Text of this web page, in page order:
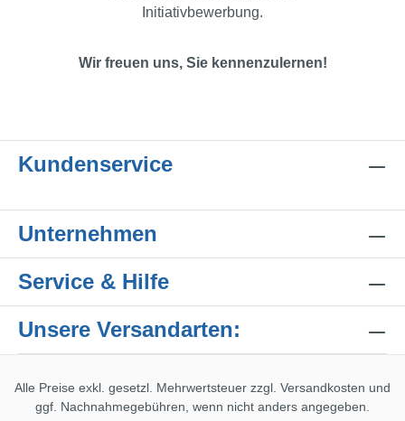
Initiativbewerbung.
Wir freuen uns, Sie kennenzulernen!
Kundenservice
Unternehmen
Service & Hilfe
Unsere Versandarten:
Alle Preise exkl. gesetzl. Mehrwertsteuer zzgl. Versandkosten und
ggf. Nachnahmegebühren, wenn nicht anders angegeben.